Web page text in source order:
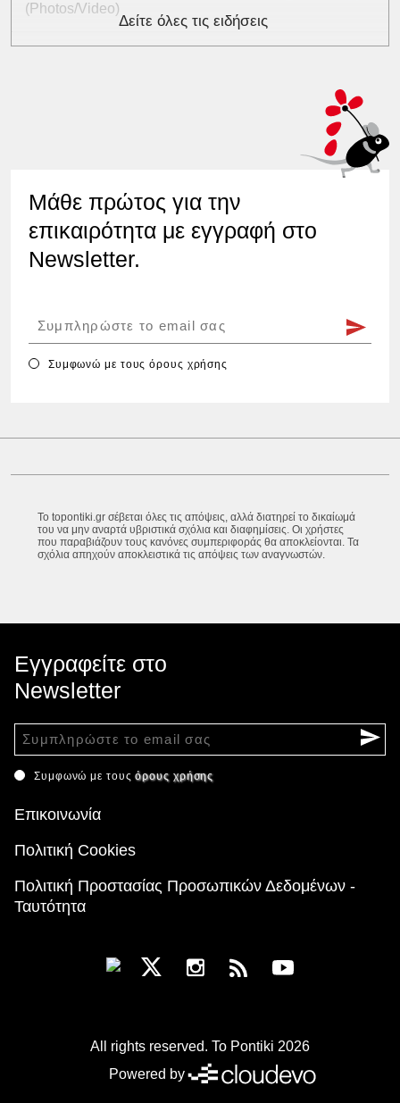
(Photos/Video)
Δείτε όλες τις ειδήσεις
Μάθε πρώτος για την
επικαιρότητα με εγγραφή στο
Newsletter.
Συμφωνώ με τουςόρους χρήσης
Το topontiki.gr σέβεται όλες τις απόψεις, αλλά διατηρεί το δικαίωμά
του να μην αναρτά υβριστικά σχόλια και διαφημίσεις. Οι χρήστες
που παραβιάζουν τους κανόνες συμπεριφοράς θα αποκλείονται. Τα
σχόλια απηχούν αποκλειστικά τις απόψεις των αναγνωστών.
Εγγραφείτε στο
Newsletter
Συμφωνώ με τουςόρους χρήσης
Επικοινωνία
Πολιτική Cookies
Πολιτική Προστασίας Προσωπικών Δεδομένων -
Ταυτότητα
All rights reserved. To Pontiki 2026
Powered by